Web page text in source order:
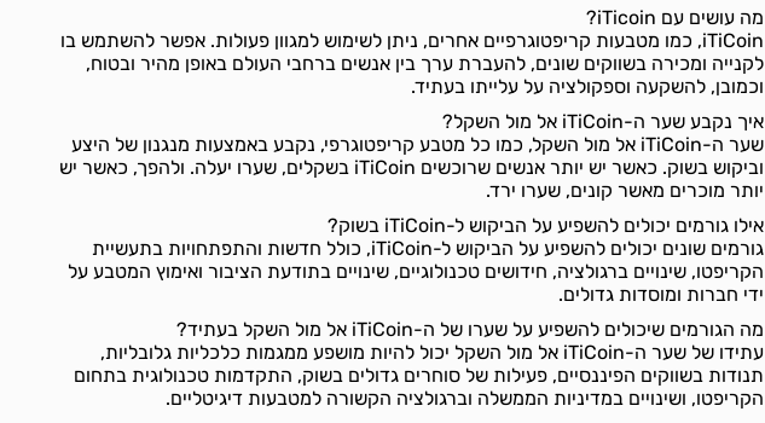
מה עושים עם iTicoin?
iTiCoin, כמו מטבעות קריפטוגרפיים אחרים, ניתן לשימוש למגוון פעולות. אפשר להשתמש בו
לקנייה ומכירה בשווקים שונים, להעברת ערך בין אנשים ברחבי העולם באופן מהיר ובטוח,
וכמובן, להשקעה וספקולציה על עלייתו בעתיד.
איך נקבע שער ה-iTiCoin אל מול השקל?
שער ה-iTiCoin אל מול השקל, כמו כל מטבע קריפטוגרפי, נקבע באמצעות מנגנון של היצע
וביקוש בשוק. כאשר יש יותר אנשים שרוכשים iTiCoin בשקלים, שערו יעלה. ולהפך, כאשר יש
יותר מוכרים מאשר קונים, שערו ירד.
אילו גורמים יכולים להשפיע על הביקוש ל-iTiCoin בשוק?
גורמים שונים יכולים להשפיע על הביקוש ל-iTiCoin, כולל חדשות והתפתחויות בתעשיית
הקריפטו, שינויים ברגולציה, חידושים טכנולוגיים, שינויים בתודעת הציבור ואימוץ המטבע על
ידי חברות ומוסדות גדולים.
מה הגורמים שיכולים להשפיע על שערו של ה-iTiCoin אל מול השקל בעתיד?
עתידו של שער ה-iTiCoin אל מול השקל יכול להיות מושפע ממגמות כלכליות גלובליות,
תנודות בשווקים הפיננסיים, פעילות של סוחרים גדולים בשוק, התקדמות טכנולוגית בתחום
הקריפטו, ושינויים במדיניות הממשלה וברגולציה הקשורה למטבעות דיגיטליים.